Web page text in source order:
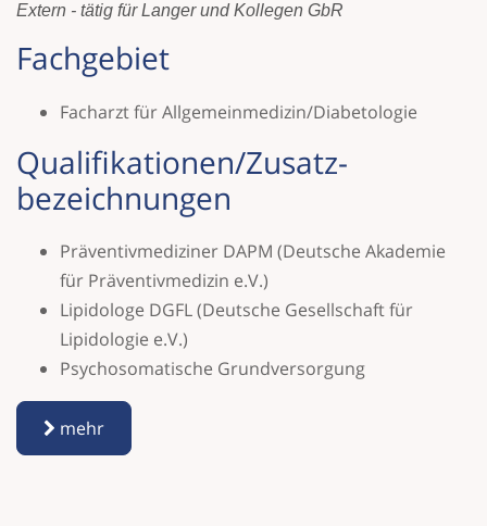
Extern - tätig für Langer und Kollegen GbR
Fach­gebiet
Facharzt für Allgemeinmedizin/Diabetologie
Qualifikationen/­Zusatz­
bezeichnungen
Präventivmediziner DAPM (Deutsche Akademie
für Präventivmedizin e.V.)
Lipidologe DGFL (Deutsche Gesellschaft für
Lipidologie e.V.)
Psychosomatische Grundversorgung
mehr